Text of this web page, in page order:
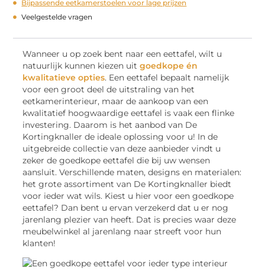
Bijpassende eetkamerstoelen voor lage prijzen
Veelgestelde vragen
Wanneer u op zoek bent naar een eettafel, wilt u
natuurlijk kunnen kiezen uitgoedkope én
kwalitatieve opties. Een eettafel bepaalt namelijk
voor een groot deel de uitstraling van het
eetkamerinterieur, maar de aankoop van een
kwalitatief hoogwaardige eettafel is vaak een flinke
investering. Daarom is het aanbod van De
Kortingknaller de ideale oplossing voor u! In de
uitgebreide collectie van deze aanbieder vindt u
zeker de goedkope eettafel die bij uw wensen
aansluit. Verschillende maten, designs en materialen:
het grote assortiment van De Kortingknaller biedt
voor ieder wat wils. Kiest u hier voor een goedkope
eettafel? Dan bent u ervan verzekerd dat u er nog
jarenlang plezier van heeft. Dat is precies waar deze
meubelwinkel al jarenlang naar streeft voor hun
klanten!